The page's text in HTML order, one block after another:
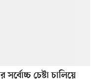
চেষ্টা চালিয়ে